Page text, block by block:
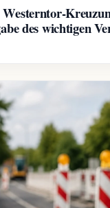
des wichtigen